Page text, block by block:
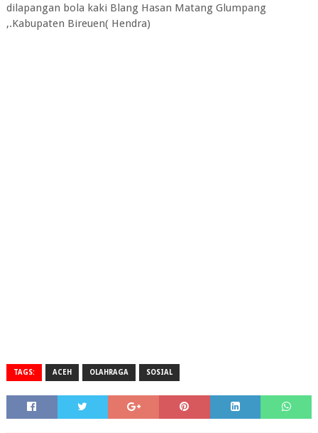
dilapangan bola kaki Blang Hasan Matang Glumpang
,.Kabupaten Bireuen( Hendra)
TAGS: ACEH OLAHRAGA SOSIAL